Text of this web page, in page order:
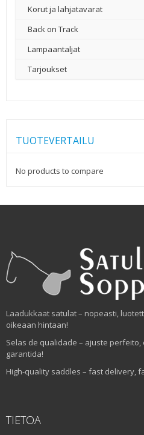
Korut ja lahjatavarat
Back on Track
Lampaantaljat
Tarjoukset
TUOTEVERTAILU
No products to compare
Laadukkaat satulat – nopeasti,
oikeaan hintaan!
Selas de qualidade – ajuste
garantida!
High-quality saddles – fast delivery,
TIETOA